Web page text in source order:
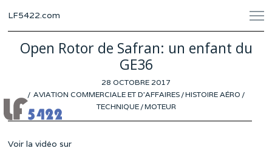
LF5422.com
Open Rotor de Safran: un enfant du
GE36
POSTED
ON
28 OCTOBRE 2017
AVIATION COMMERCIALE ET D'AFFAIRES /HISTOIRE AÉRO /
TECHNIQUE /MOTEUR
Voir la vidéo sur